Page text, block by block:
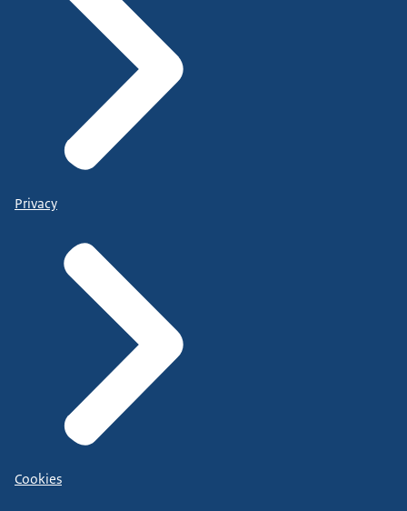
Privacy
Cookies